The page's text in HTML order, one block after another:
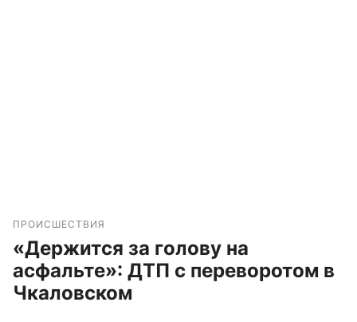
ПРОИСШЕСТВИЯ
«Держится за голову на
асфальте»: ДТП с переворотом в
Чкаловском